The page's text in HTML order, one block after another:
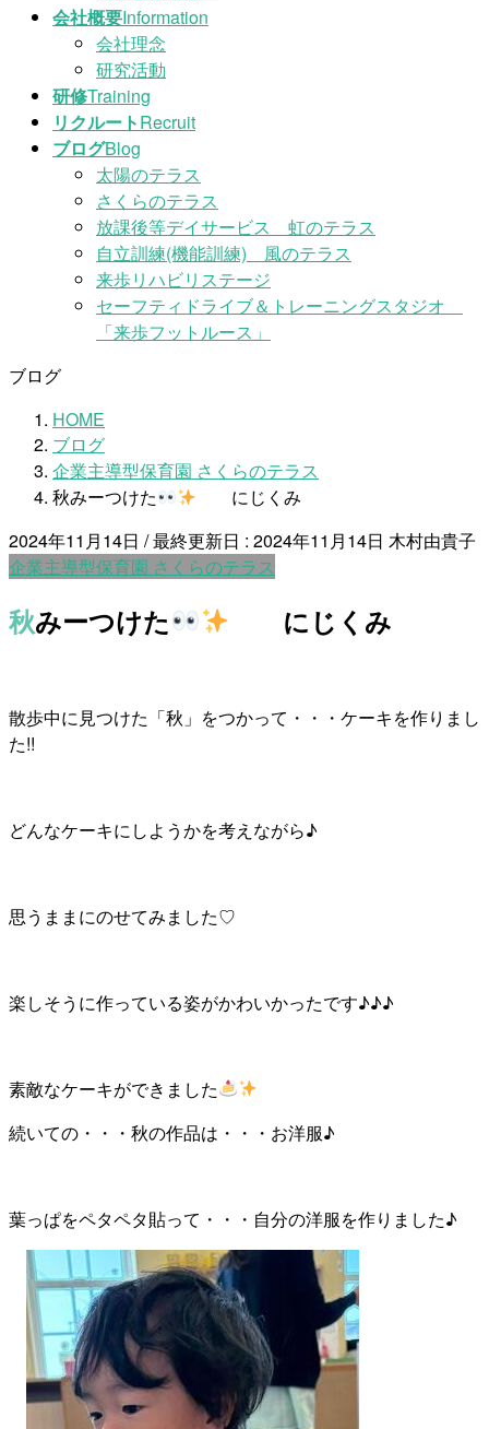
会社概要Information
会社理念
研究活動
研修Training
リクルートRecruit
ブログBlog
太陽のテラス
さくらのテラス
放課後等デイサービス 虹のテラス
自立訓練(機能訓練) 風のテラス
来歩リハビリステージ
セーフティドライブ＆トレーニングスタジオ
「来歩フットルース」
ブログ
HOME
ブログ
企業主導型保育園 さくらのテラス
秋みーつけた
にじくみ
2024年11月14日 / 最終更新日 : 2024年11月14日 木村由貴子
企業主導型保育園 さくらのテラス
秋みーつけた にじくみ
散歩中に見つけた「秋」をつかって・・・ケーキを作りまし
た!!
どんなケーキにしようかを考えながら♪
思うままにのせてみました♡
楽しそうに作っている姿がかわいかったです♪♪♪
素敵なケーキができました
続いての・・・秋の作品は・・・お洋服♪
葉っぱをペタペタ貼って・・・自分の洋服を作りました♪